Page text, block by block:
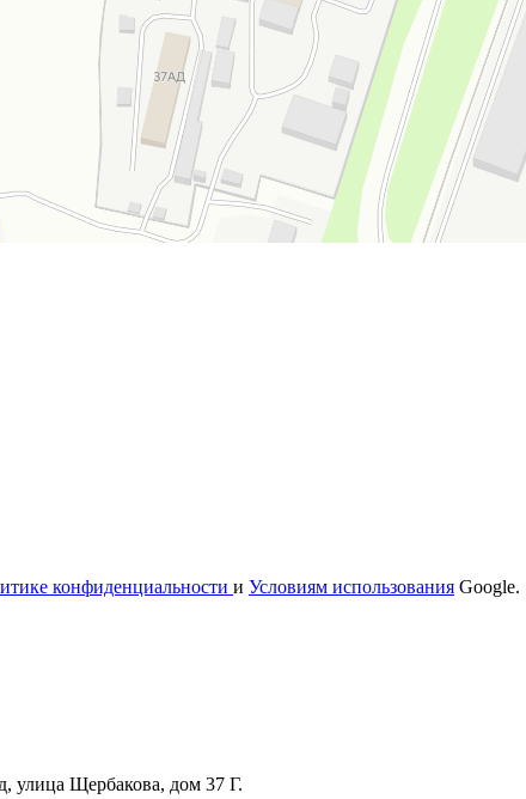
конфиденциальности и Условиям использования Google.
улица Щербакова, дом 37 Г.